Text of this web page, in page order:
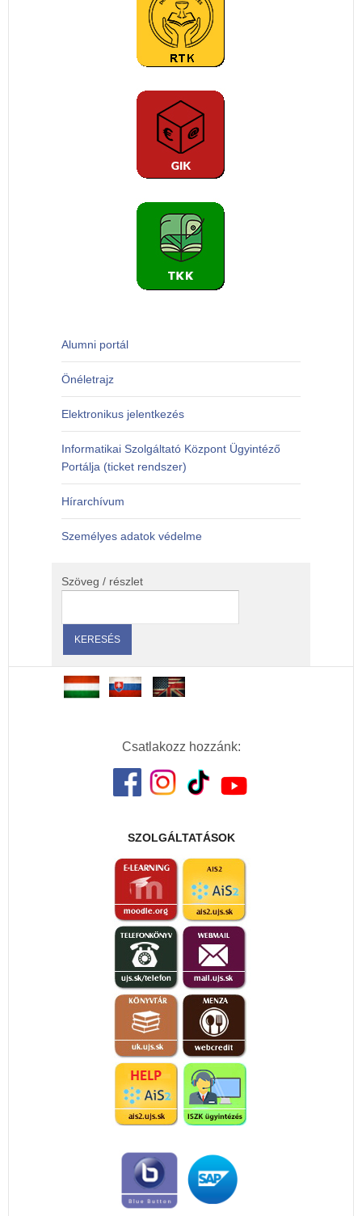
Alumni portál
Önéletrajz
Elektronikus jelentkezés
Informatikai Szolgáltató Központ Ügyintéző
Portálja (ticket rendszer)
Hírarchívum
Személyes adatok védelme
Szöveg / részlet
Csatlakozz hozzánk:
SZOLGÁLTATÁSOK